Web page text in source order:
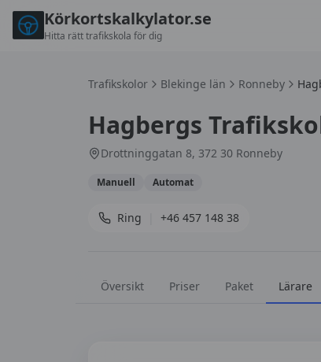
Körkortskalkylator.se
Hitta rätt trafikskola för dig
Trafikskolor Blekinge län Ronneby
Hagbergs
Drottninggatan 8, 372 30 Ronneby
Manuell Automat
Ring +46 457 148 38
Översikt Priser Paket Lärare